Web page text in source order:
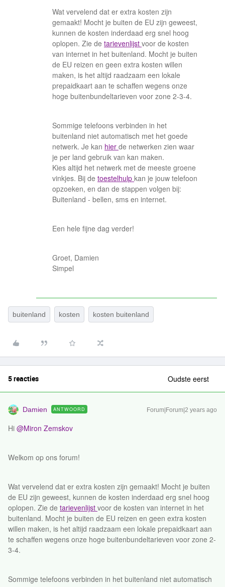
Wat vervelend dat er extra kosten zijn
gemaakt! Mocht je buiten de EU zijn geweest,
kunnen de kosten inderdaad erg snel hoog
oplopen. Zie de tarievenlijst voor de kosten
van internet in het buitenland. Mocht je buiten
de EU reizen en geen extra kosten willen
maken, is het altijd raadzaam een lokale
prepaidkaart aan te schaffen wegens onze
hoge buitenbundeltarieven voor zone 2-3-4.
Sommige telefoons verbinden in het
buitenland niet automatisch met het goede
netwerk. Je kan hier de netwerken zien waar
je per land gebruik van kan maken.
Kies altijd het netwerk met de meeste groene
vinkjes. Bij de toestelhulp kan je jouw telefoon
opzoeken, en dan de stappen volgen bij:
Buitenland - bellen, sms en internet.
Een hele fijne dag verder!
Groet, Damien
Simpel
buitenland kosten kosten buitenland
5 reacties Oudste eerst
Damien ANTWOORD Forum|Forum|2 years ago
Hi @Miron Zemskov
Welkom op ons forum!
Wat vervelend dat er extra kosten zijn gemaakt! Mocht je buiten
de EU zijn geweest, kunnen de kosten inderdaad erg snel hoog
oplopen. Zie de tarievenlijst voor de kosten van internet in het
buitenland. Mocht je buiten de EU reizen en geen extra kosten
willen maken, is het altijd raadzaam een lokale prepaidkaart aan
te schaffen wegens onze hoge buitenbundeltarieven voor zone 2-
3-4.
Sommige telefoons verbinden in het buitenland niet automatisch